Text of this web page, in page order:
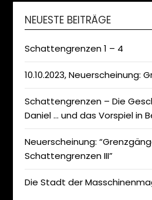
NEUESTE BEITRÄGE
Schattengrenzen 1 – 4
10.10.2023, Neuerscheinung:
Schattengrenzen – Die
Daniel … und das Vorspiel in
Neuerscheinung:
Schattengrenzen III”
Die Stadt der